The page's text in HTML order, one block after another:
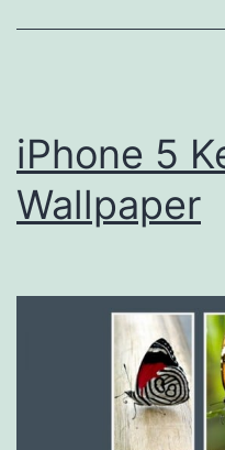
iPhone 5
Wallpaper